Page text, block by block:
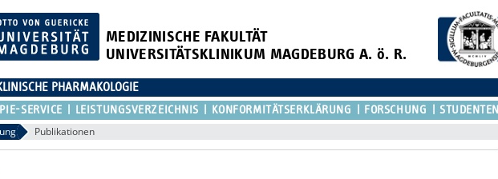
MEDIZINISCHE FAKULTÄT
UNIVERSITÄTSKLINIKUM MAGDEBURG A. ö. R.
PHARMAKOLOGIE
SERVICE LEISTUNGSVERZEICHNIS KONFORMITÄTSERKLÄRUNG FORSCHUNG STUDENTEN
Publikationen